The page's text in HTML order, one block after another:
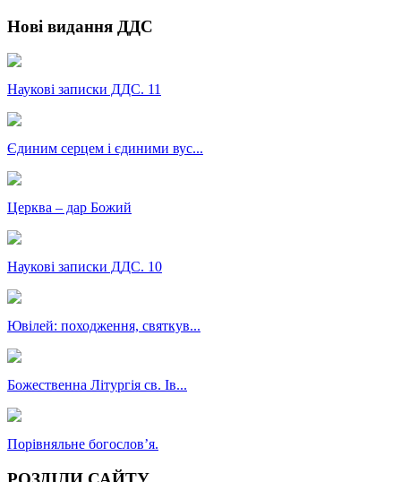
Нові видання ДДС
Наукові записки ДДС. 11
Єдиним серцем і єдиними вус...
Церква – дар Божий
Наукові записки ДДС. 10
Ювілей: походження, святкув...
Божественна Літургія св. Ів...
Порівняльне богословʼя.